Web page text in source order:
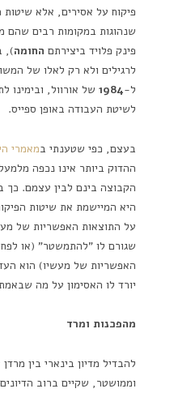
שנהוגות במקומות רבים שהם
פינק פלויד ביצירתם החומה),
לרגילים ולא רק לאלו של
ל-1984 של אורוול, ובימינו
לשיטת העבודה באופן ספייס.
בעצם, כפי שטענתי במאמרי
ההדוק ביותר אינו נכפה
הקבוצה בינם לבין עצמם. כך
היא המיישמת את שיטות
על התוצאות האפשריות של
שגורם לו "להתמשטר" (או
האפשריות של מעשיו) הוא
יורד לו האסימון על מה
מהפכנות ומרד
להבדיל מדיון בינארי בין
וממושטר, שקיים ברוב